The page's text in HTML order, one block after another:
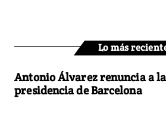
Lo más
Antonio Álvarez renuncia a la
presidencia de Barcelona